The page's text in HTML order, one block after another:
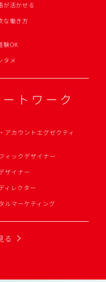
が活かせる
な働き方
験OK
タメ
トワーク
カウントエグゼクティ
ィックデザイナー
ザイナー
ィレクター
ルマーケティング
る